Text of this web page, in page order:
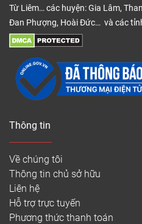
Từ Liêm… các huyện: Gia Lâm,
Đan Phượng, Hoài Đức… và các
Thông tin
Về chúng tôi
Thông tin chủ sở hữu
Liên hệ
Hỗ trợ trực tuyến
Phương thức thanh toán